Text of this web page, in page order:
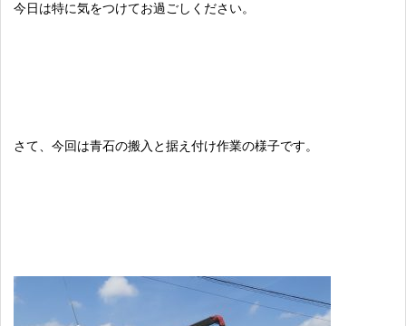
今日は特に気をつけてお過ごしください。
さて、今回は青石の搬入と据え付け作業の様子です。